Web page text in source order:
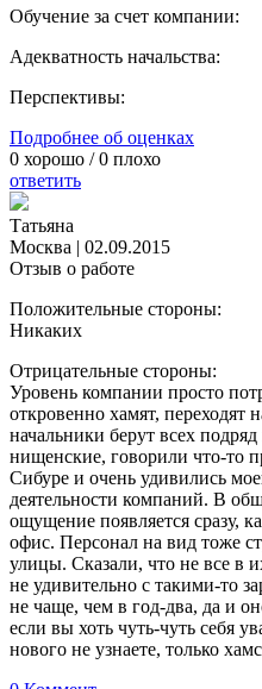
Обучение за счет компании:
Адекватность начальства:
Перспективы:
Подробнее об оценках
0 хорошо /0 плохо
ответить
Татьяна
Москва | 02.09.2015
Отзыв о работе
Положительные стороны:
Никаких
Отрицательные стороны:
Уровень компании просто
откровенно хамят, переходят
начальники берут всех
нищенские, говорили что-то
Сибуре и очень удивились
деятельности компаний. В
ощущение появляется сразу,
офис. Персонал на вид тоже
улицы. Сказали, что не все в
не удивительно с такими-то
не чаще, чем в год-два, да и
если вы хоть чуть-чуть себя
нового не узнаете, только